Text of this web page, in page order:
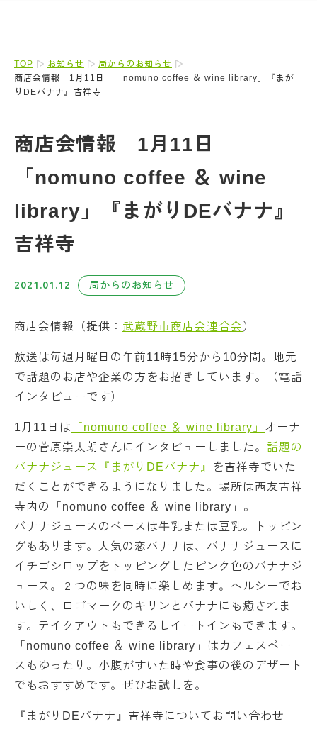
TOP お知らせ
局からのお知らせ
商店会情報 1月11日 「nomuno coffee ＆ wine library」『まが
りDEバナナ』吉祥寺
商店会情報 1月11日
「nomuno coffee ＆ wine
library」『まがりDEバナナ』
吉祥寺
2021.01.12 局からのお知らせ
商店会情報（提供： 武蔵野市商店会連合会 ）
放送は毎週月曜日の午前11時15分から10分間。地元
で話題のお店や企業の方をお招きしています。（電話
インタビューです）
1月11日は 「nomuno coffee ＆ wine library」 オーナ
ーの菅原崇太朗さんにインタビューしました。 話題の
バナナジュース『まがりDEバナナ』
を吉祥寺でいた
だくことができるようになりました。場所は西友吉祥
寺内の「nomuno coffee ＆ wine library」。
バナナジュースのベースは牛乳または豆乳。トッピン
グもあります。人気の恋バナナは、バナナジュースに
イチゴシロップをトッピングしたピンク色のバナナジ
ュース。２つの味を同時に楽しめます。ヘルシーでお
いしく、ロゴマークのキリンとバナナにも癒されま
す。テイクアウトもできるしイートインもできます。
「nomuno coffee ＆ wine library」はカフェスペー
スもゆったり。小腹がすいた時や食事の後のデザート
でもおすすめです。ぜひお試しを。
『まがりDEバナナ』吉祥寺についてお問い合わせ